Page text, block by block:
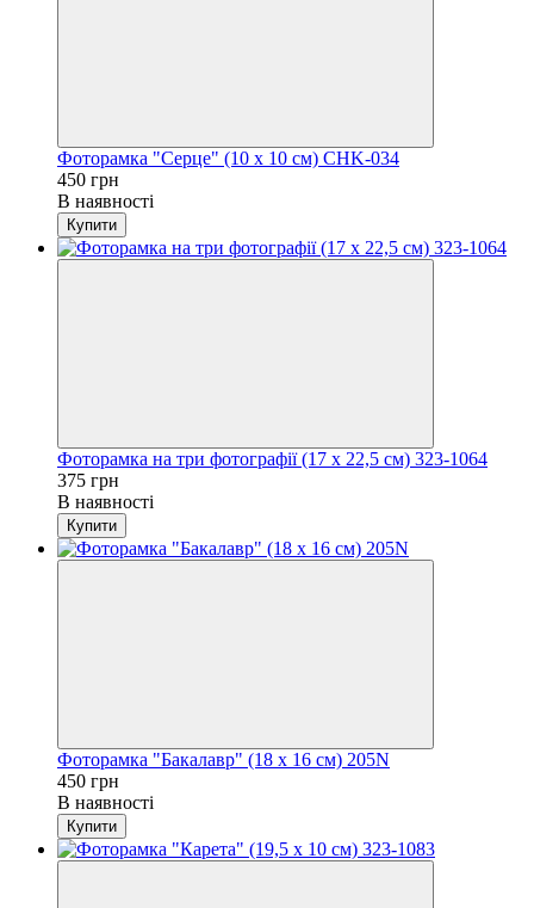
Фоторамка "Серце" (10 x 10 см) CHK-034
450 грн
В наявності
Купити
Фоторамка на три фотографії (17 x 22,5 см) 323-1064
375 грн
В наявності
Купити
Фоторамка "Бакалавр" (18 x 16 см) 205N
450 грн
В наявності
Купити